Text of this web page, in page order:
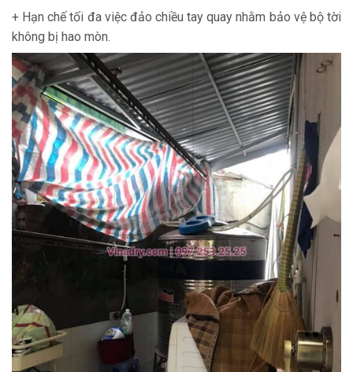
+ Hạn chế tối đa việc đảo chiều tay quay nhằm bảo vệ bộ tời
không bị hao mòn.